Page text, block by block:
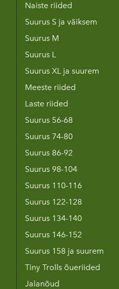
Naiste riided
Suurus S ja väiksem
Suurus M
Suurus L
Suurus XL ja suurem
Meeste riided
Laste riided
Suurus 56-68
Suurus 74-80
Suurus 86-92
Suurus 98-104
Suurus 110-116
Suurus 122-128
Suurus 134-140
Suurus 146-152
Suurus 158 ja suurem
Tiny Trolls õueriided
Jalanõud